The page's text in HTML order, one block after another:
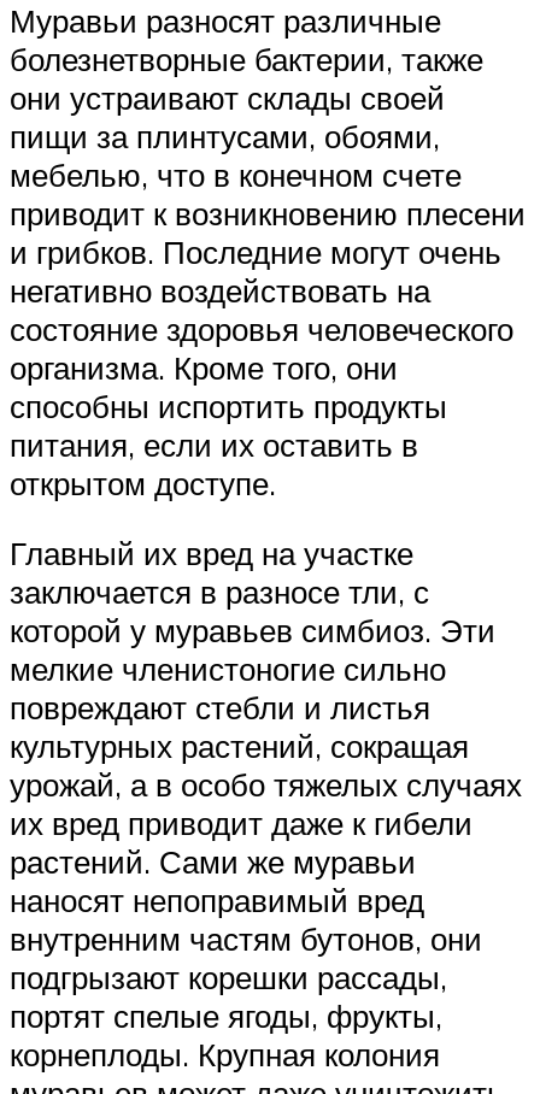
Муравьи разносят различные
болезнетворные бактерии, также
они устраивают склады своей
пищи за плинтусами, обоями,
мебелью, что в конечном счете
приводит к возникновению плесени
и грибков. Последние могут очень
негативно воздействовать на
состояние здоровья человеческого
организма. Кроме того, они
способны испортить продукты
питания, если их оставить в
открытом доступе.
Главный их вред на участке
заключается в разносе тли, с
которой у муравьев симбиоз. Эти
мелкие членистоногие сильно
повреждают стебли и листья
культурных растений, сокращая
урожай, а в особо тяжелых случаях
их вред приводит даже к гибели
растений. Сами же муравьи
наносят непоправимый вред
внутренним частям бутонов, они
подгрызают корешки рассады,
портят спелые ягоды, фрукты,
корнеплоды. Крупная колония